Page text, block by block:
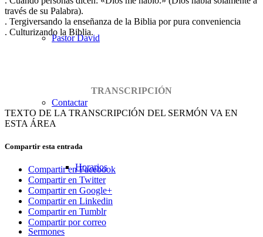
Pastor David
Contactar
Horarios
Sermones
través de su Palabra).
. Tergiversando la enseñanza de la Biblia por pura conveniencia
. Culturizando la Biblia.
TRANSCRIPCIÓN
TEXTO DE LA TRANSCRIPCIÓN DEL SERMÓN VA EN
ESTA ÁREA
Compartir esta entrada
Compartir en Facebook
Compartir en Twitter
Compartir en Google+
Compartir en Linkedin
Compartir en Tumblr
Compartir por correo